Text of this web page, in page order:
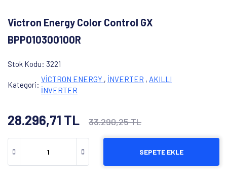
Victron Energy Color Control GX
BPP010300100R
Stok Kodu 3221
Kategori
VİCTRON ENERGY , İNVERTER , AKILLI
İNVERTER
28.296,71 TL 33.290,25 TL
SEPETE EKLE